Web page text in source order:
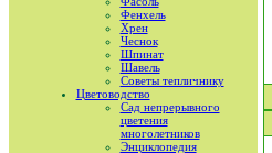
Фенхель
Хрен
Чеснок
Шпинат
Шавель
Советы тепличнику
Цветоводство
Сад непрерывного
цветения
многолетников
Энциклопедия